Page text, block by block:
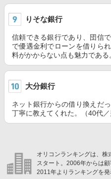
りそな銀行
信頼できる銀行であり、団信
で優遇金利でローンを借りら
料がかからない点も魅力である
大分銀行
ネット銀行からの借り換えだ
丁寧に教えてくれた。（40代／
オリコンランキングは、株
スタート。2006年からは
2011年よりランキングを発